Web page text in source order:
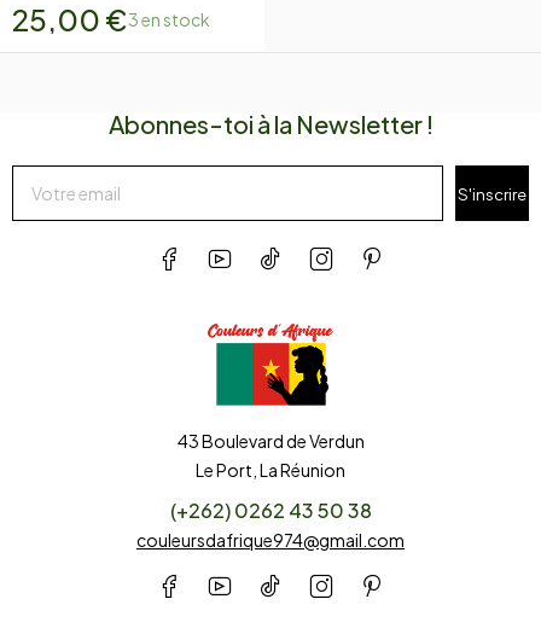
25,00 €3 en stock
43 Boulevard de Verdun
Le Port, La Réunion
(+262) 0262 43 50 38
couleursdafrique974@gmail.com
Abonnes-toi à la Newsletter !
S'inscrire